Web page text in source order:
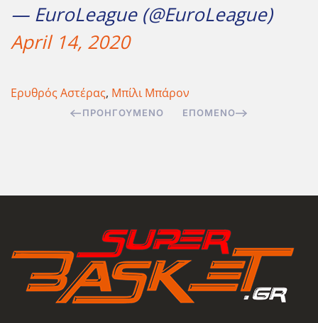
— EuroLeague (@EuroLeague)
April 14, 2020
Ερυθρός Αστέρας, Μπίλι Μπάρον
ΠΡΟΗΓΟΎΜΕΝΟ ΕΠΌΜΕΝΟ